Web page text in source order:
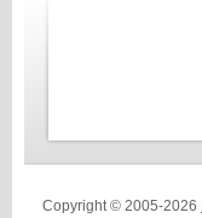
Copyright © 2005-2026